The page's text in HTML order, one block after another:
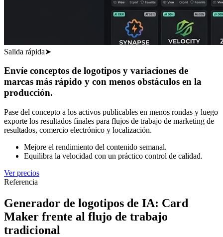
Salida rápida➤
Envíe conceptos de logotipos y variaciones de
marcas más rápido y con menos obstáculos en la
producción.
Pase del concepto a los activos publicables en menos rondas y luego
exporte los resultados finales para flujos de trabajo de marketing de
resultados, comercio electrónico y localización.
Mejore el rendimiento del contenido semanal.
Equilibra la velocidad con un práctico control de calidad.
Ver precios
Referencia
Generador de logotipos de IA: Card
Maker frente al flujo de trabajo
tradicional